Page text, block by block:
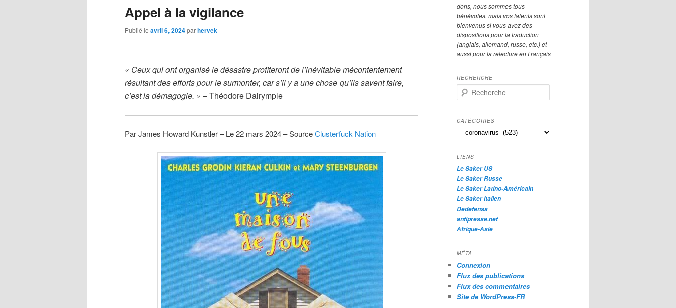
Appel à la vigilance
Publié le avril 6, 2024parhervek
« Ceux qui ont organisé le désastre profiteront de l’inévitable mécontentement
résultant des efforts pour le surmonter, car s’il y a une chose qu’ils savent faire,
c’est la démagogie. » – Théodore Dalrymple
Par James Howard Kunstler – Le 22 mars 2024 – SourceClusterfuck Nation
dons, nous sommes tous
bénévoles, mais vos talents sont
bienvenus si vous avez des
dispositions pour la traduction
(anglais, allemand, russe, etc.) et
aussi pour la relecture en Français
RECHERCHE
e
h
e
r
h
e
CATÉGORIES
Catégories
LIENS
Le Saker US
Le Saker Russe
Le Saker Latino-Américain
Le Saker Italien
Dedefensa
antipresse.net
Afrique-Asie
MÉTA
Connexion
Flux des publications
Flux des commentaires
Site de WordPress-FR